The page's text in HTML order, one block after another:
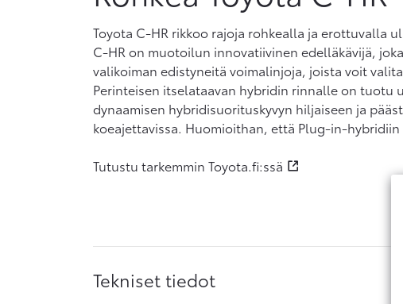
Toyota C-HR rikkoo rajoja rohkealla ja erottuvalla
C-HR on muotoilun innovatiivinen edelläkävijä,
valikoiman edistyneitä voimalinjoja, joista voit
Perinteisen itselataavan hybridin rinnalle on tuotu
dynaamisen hybridisuorituskyvyn hiljaiseen ja
koeajettavissa. Huomioithan, että Plug-in-
Tutustu tarkemmin Toyota.fi:ssä
Tekniset tiedot